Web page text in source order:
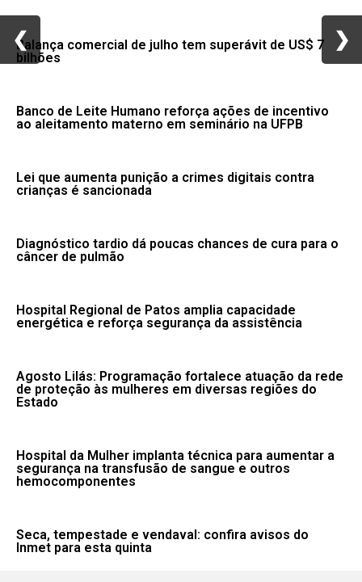
Balança comercial de julho tem superávit de US$ 7
bilhões
Banco de Leite Humano reforça ações de incentivo
ao aleitamento materno em seminário na UFPB
Lei que aumenta punição a crimes digitais contra
crianças é sancionada
Diagnóstico tardio dá poucas chances de cura para o
câncer de pulmão
Hospital Regional de Patos amplia capacidade
energética e reforça segurança da assistência
Agosto Lilás: Programação fortalece atuação da rede
de proteção às mulheres em diversas regiões do
Estado
Hospital da Mulher implanta técnica para aumentar a
segurança na transfusão de sangue e outros
hemocomponentes
Seca, tempestade e vendaval: confira avisos do
Inmet para esta quinta
❮ ❯
❮ ❯